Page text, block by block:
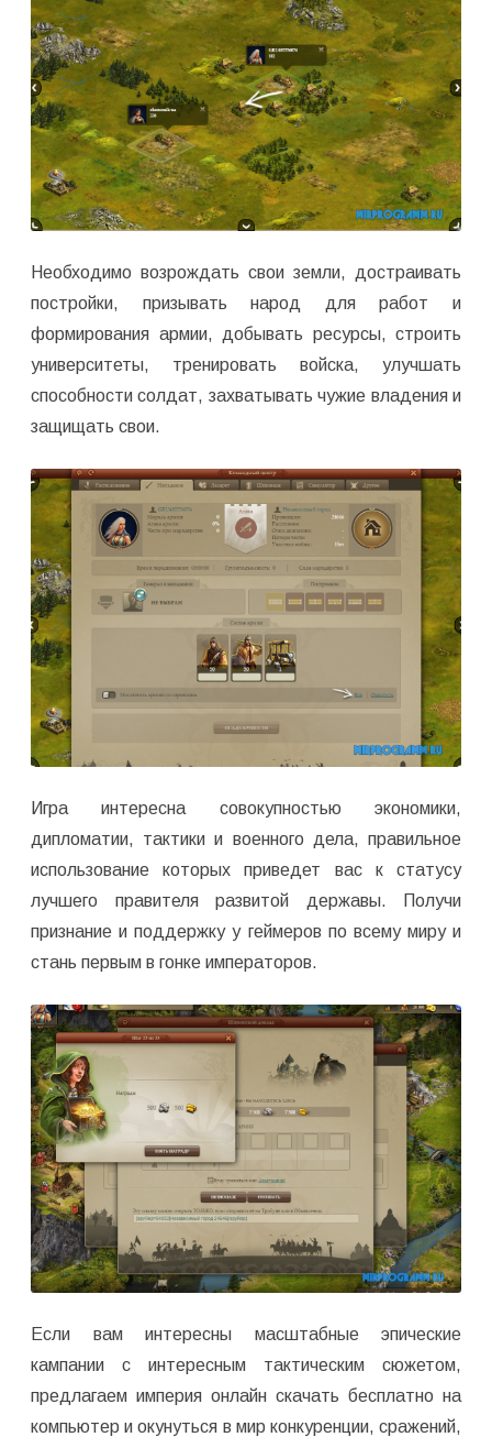
Необходимо возрождать свои земли, достраивать
постройки, призывать народ для работ и
формирования армии, добывать ресурсы, строить
университеты, тренировать войска, улучшать
способности солдат, захватывать чужие владения и
защищать свои.
Игра интересна совокупностью экономики,
дипломатии, тактики и военного дела, правильное
использование которых приведет вас к статусу
лучшего правителя развитой державы. Получи
признание и поддержку у геймеров по всему миру и
стань первым в гонке императоров.
Если вам интересны масштабные эпические
кампании с интересным тактическим сюжетом,
предлагаем империя онлайн скачать бесплатно на
компьютер и окунуться в мир конкуренции, сражений,